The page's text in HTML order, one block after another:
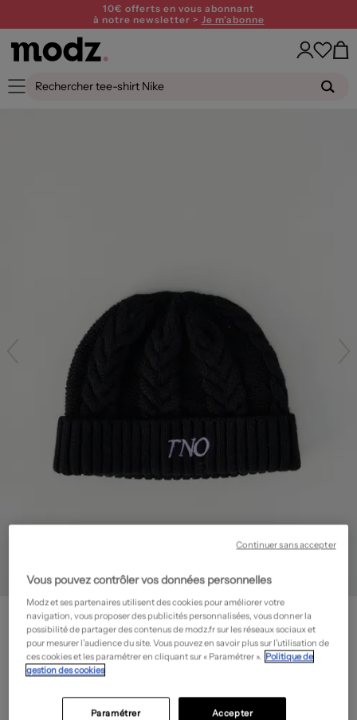
10€ offerts en vous abonnant
à notre newsletter > Je m'abonne
THE NEW ORIGINALS
Bonnet- Outlet
18,00€
Prix boutique : 45,00€
Guide des tailles
Vous pouvez contrôler vos données personnelles
Modz et ses partenaires utilisent des cookies pour améliorer votre
navigation, vous proposer des publicités personnalisées, vous donner la
possibilité de partager des contenus de modz.fr sur les réseaux sociaux et
pour mesurer l’audience du site. Vous pouvez en savoir plus sur l’utilisation de
ces cookies et les paramétrer en cliquant sur « Paramétrer ». Politique de
gestion des cookies
Accepter
Paramétrer
Continuer sans accepter